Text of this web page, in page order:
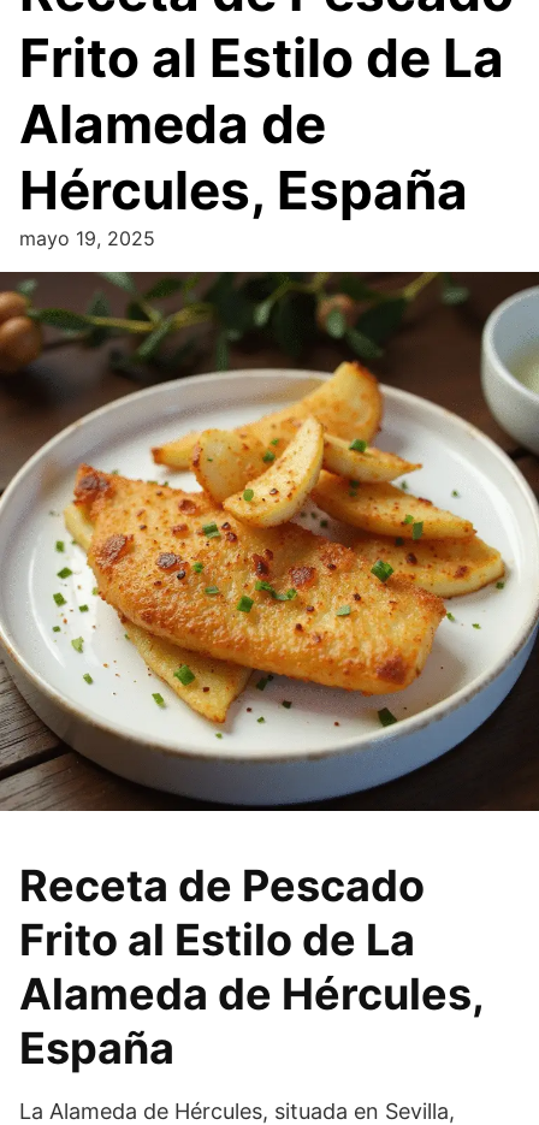
Frito al Estilo de La
Alameda de
Hércules, España
mayo 19, 2025
Receta de Pescado
Frito al Estilo de La
Alameda de Hércules,
España
La Alameda de Hércules, situada en Sevilla,